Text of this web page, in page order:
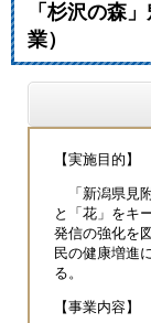
「杉沢の森
業）
【実施目的】
「新潟県見
と「花」をキ
発信の強化を
民の健康増進
る。
【事業内容】